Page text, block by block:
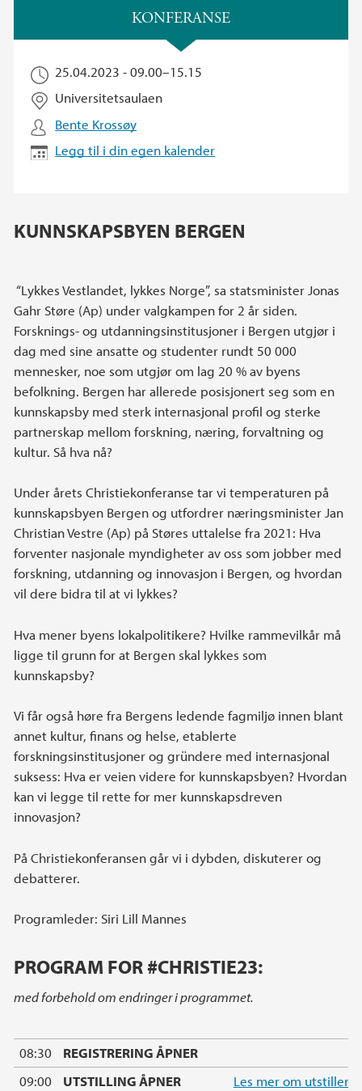
KONFERANSE
25.04.2023 -09.00–15.15
Universitetsaulaen
Bente Krossøy
Legg til i din egen kalender
KUNNSKAPSBYEN BERGEN
“Lykkes Vestlandet, lykkes Norge”, sa statsminister Jonas
Gahr Støre (Ap) under valgkampen for 2 år siden.
Forsknings- og utdanningsinstitusjoner i Bergen utgjør i
dag med sine ansatte og studenter rundt 50 000
mennesker, noe som utgjør om lag 20 % av byens
befolkning. Bergen har allerede posisjonert seg som en
kunnskapsby med sterk internasjonal profil og sterke
partnerskap mellom forskning, næring, forvaltning og
kultur. Så hva nå?
Under årets Christiekonferanse tar vi temperaturen på
kunnskapsbyen Bergen og utfordrer næringsminister Jan
Christian Vestre (Ap) på Støres uttalelse fra 2021: Hva
forventer nasjonale myndigheter av oss som jobber med
forskning, utdanning og innovasjon i Bergen, og hvordan
vil dere bidra til at vi lykkes?
Hva mener byens lokalpolitikere? Hvilke rammevilkår må
ligge til grunn for at Bergen skal lykkes som
kunnskapsby?
Vi får også høre fra Bergens ledende fagmiljø innen blant
annet kultur, finans og helse, etablerte
forskningsinstitusjoner og gründere med internasjonal
suksess: Hva er veien videre for kunnskapsbyen? Hvordan
kan vi legge til rette for mer kunnskapsdreven
innovasjon?
På Christiekonferansen går vi i dybden, diskuterer og
debatterer.
Programleder: Siri Lill Mannes
PROGRAM FOR #CHRISTIE23:
med forbehold om endringer i programmet.
08:30
REGISTRERING ÅPNER
09:00
UTSTILLING ÅPNER Les mer om